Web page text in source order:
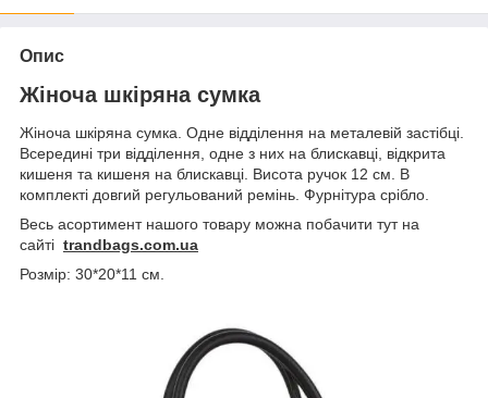
Опис
Жіноча шкіряна сумка
Жіноча шкіряна сумка. Одне відділення на металевій застібці.
Всередині три відділення, одне з них на блискавці, відкрита
кишеня та кишеня на блискавці. Висота ручок 12 см. В
комплекті довгий регульований ремінь. Фурнітура срібло.
Весь асортимент нашого товару можна побачити тут на
сайті trandbags.com.ua
Розмір: 30*20*11 см.